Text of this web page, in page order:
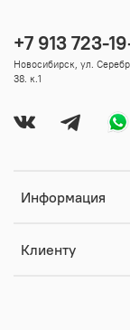
Информация
Клиенту
+7 913 723-
Новосибирск, ул.
38. к.1